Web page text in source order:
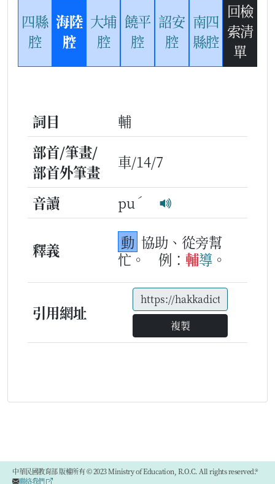
四縣
腔
海陸
腔
大埔
腔
饒平
腔
詔安
腔
南四
縣腔
回檢
索清
單
詞目
輔
部首/筆畫/
部首外筆畫
車/14/7
音讀 pu ˊ
釋義 動 協助、從旁幫
忙。
例： 輔導 。
引用網址
複製
中華民國教育部 版權所有 © 2023 Ministry of Education, R.O.C. All rights reserved.®
聯絡我們